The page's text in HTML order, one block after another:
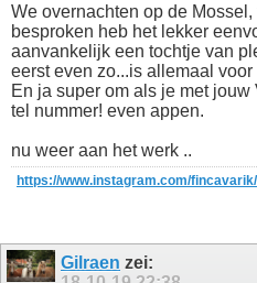
We overnachten op de
besproken heb het lekker
aanvankelijk een tochtje van
eerst even zo...is allemaal voor
En ja super om als je met
tel nummer! even appen.
nu weer aan het werk ..
https://www.instagram.com/fincavarik/
Gilraen zei: